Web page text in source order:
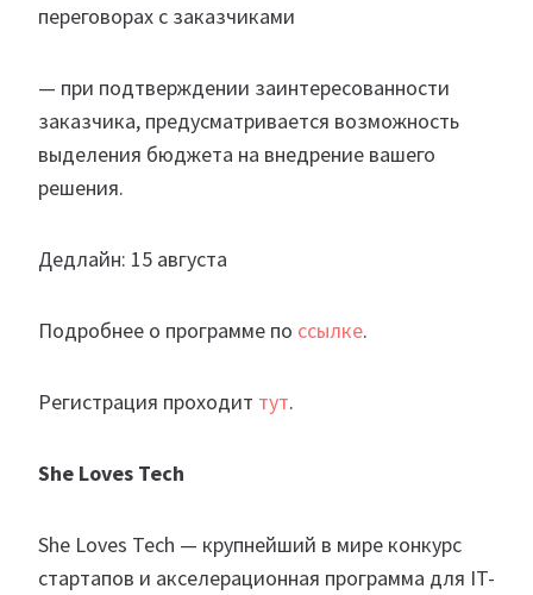
переговорах с заказчиками
— при подтверждении заинтересованности
заказчика, предусматривается возможность
выделения бюджета на внедрение вашего
решения.
Дедлайн: 15 августа
Подробнее о программе по ссылке.
Регистрация проходит тут.
She Loves Tech
She Loves Tech — крупнейший в мире конкурс
стартапов и акселерационная программа для IT-